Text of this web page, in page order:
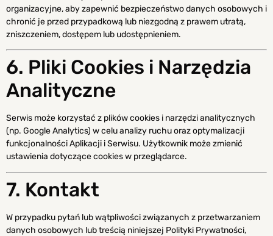
organizacyjne, aby zapewnić bezpieczeństwo danych osobowych i
chronić je przed przypadkową lub niezgodną z prawem utratą,
zniszczeniem, dostępem lub udostępnieniem.
6. Pliki Cookies i Narzędzia
Analityczne
Serwis może korzystać z plików cookies i narzędzi analitycznych
(np. Google Analytics) w celu analizy ruchu oraz optymalizacji
funkcjonalności Aplikacji i Serwisu. Użytkownik może zmienić
ustawienia dotyczące cookies w przeglądarce.
7. Kontakt
W przypadku pytań lub wątpliwości związanych z przetwarzaniem
danych osobowych lub treścią niniejszej Polityki Prywatności,